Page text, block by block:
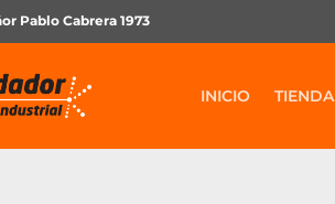
Pablo Cabrera 1973
INICIO TIENDA